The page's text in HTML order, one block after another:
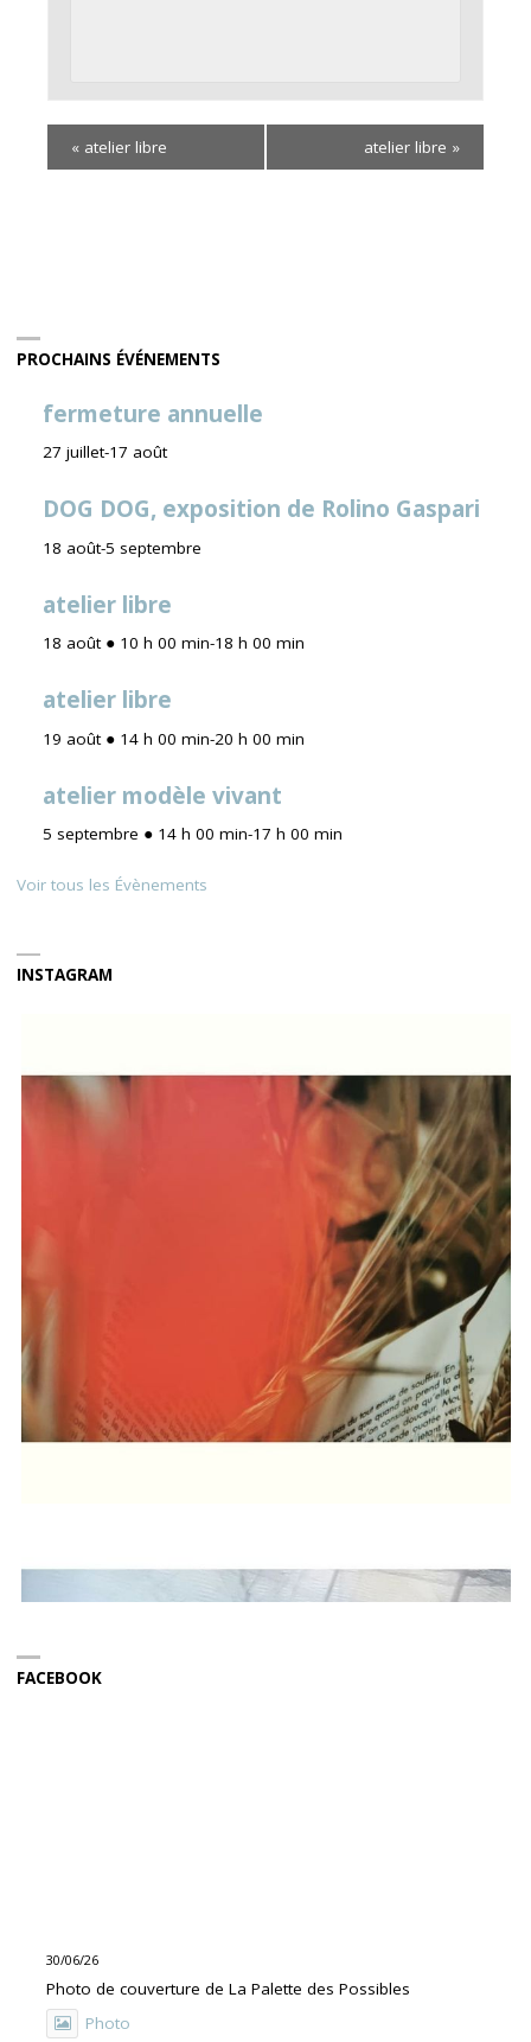
« atelier libre atelier libre »
PROCHAINS ÉVÉNEMENTS
fermeture annuelle
27 juillet-17 août
DOG DOG, exposition de Rolino Gaspari
18 août-5 septembre
atelier libre
18 août ● 10 h 00 min-18 h 00 min
atelier libre
19 août ● 14 h 00 min-20 h 00 min
atelier modèle vivant
5 septembre ● 14 h 00 min-17 h 00 min
Voir tous les Évènements
INSTAGRAM
FACEBOOK
30/06/26
Photo de couverture de La Palette des Possibles
Photo